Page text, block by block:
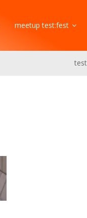
meetup test:fest